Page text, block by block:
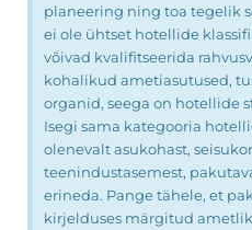
planeering ning toa tegelik
ei ole ühtset hotellide
võivad kvalifitseerida
kohalikud ametiasutused,
organid, seega on hotellide
Isegi sama kategooria
olenevalt asukohast,
teenindustasemest,
erineda. Pange tähele, et
kirjelduses märgitud